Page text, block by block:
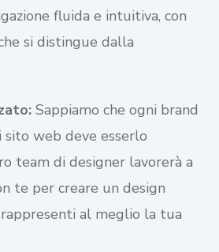
fluida e intuitiva, con
si distingue dalla
Sappiamo che ogni brand
sito web deve esserlo
team di designer lavorerà a
te per creare un design
al meglio la tua